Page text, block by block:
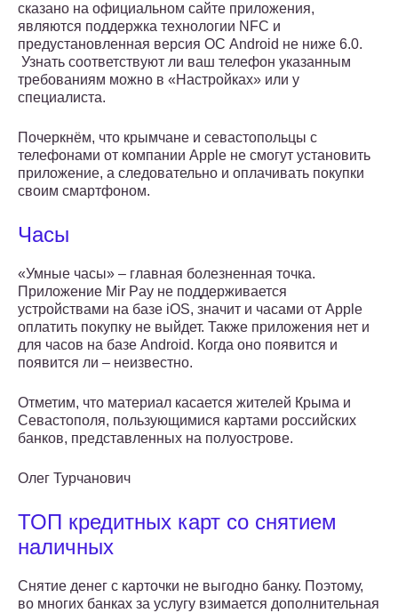
сказано на официальном сайте приложения,
являются поддержка технологии NFC и
предустановленная версия ОС Android не ниже 6.0.
Узнать соответствуют ли ваш телефон указанным
требованиям можно в «Настройках» или у
специалиста.
Почеркнём, что крымчане и севастопольцы с
телефонами от компании Apple не смогут установить
приложение, а следовательно и оплачивать покупки
своим смартфоном.
Часы
«Умные часы» – главная болезненная точка.
Приложение Mir Pay не поддерживается
устройствами на базе iOS, значит и часами от Apple
оплатить покупку не выйдет. Также приложения нет и
для часов на базе Android. Когда оно появится и
появится ли – неизвестно.
Отметим, что материал касается жителей Крыма и
Севастополя, пользующимися картами российских
банков, представленных на полуострове.
Олег Турчанович
ТОП кредитных карт со снятием
наличных
Снятие денег с карточки не выгодно банку. Поэтому,
во многих банках за услугу взимается дополнительная